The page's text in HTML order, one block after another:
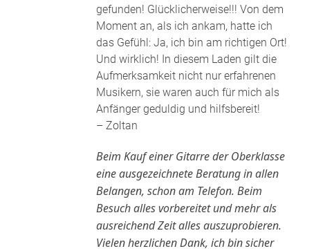
gefunden! Glücklicherweise!!! Von dem
Moment an, als ich ankam, hatte ich
das Gefühl: Ja, ich bin am richtigen Ort!
Und wirklich! In diesem Laden gilt die
Aufmerksamkeit nicht nur erfahrenen
Musikern, sie waren auch für mich als
Anfänger geduldig und hilfsbereit!
– Zoltan
Beim Kauf einer Gitarre der Oberklasse
eine ausgezeichnete Beratung in allen
Belangen, schon am Telefon. Beim
Besuch alles vorbereitet und mehr als
ausreichend Zeit alles auszuprobieren.
Vielen herzlichen Dank, ich bin sicher